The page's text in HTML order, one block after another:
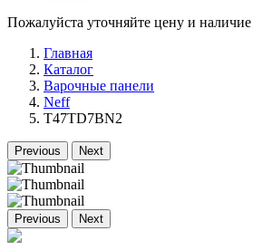
Пожалуйста уточняйте цену и наличие
Главная
Каталог
Варочные панели
Neff
T47TD7BN2
Previous Next
Previous Next